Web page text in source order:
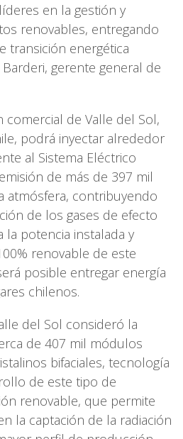
en la gestión y
renovables, entregando
transición energética
Barderi, gerente general de
comercial de Valle del Sol,
podrá inyectar alrededor
al Sistema Eléctrico
de más de 397 mil
atmósfera, contribuyendo
de los gases de efecto
la potencia instalada y
renovable de este
posible entregar energía
chilenos.
del Sol consideró la
de 407 mil módulos
bifaciales, tecnología
de este tipo de
renovable, que permite
la captación de la radiación